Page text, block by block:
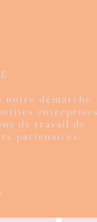
kantha
Veste
limitée
démarche.
de travail de
partenaires.